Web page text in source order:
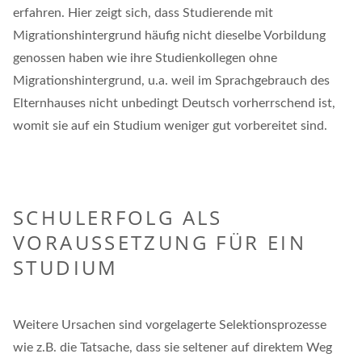
erfahren. Hier zeigt sich, dass Studierende mit
Migrationshintergrund häufig nicht dieselbe Vorbildung
genossen haben wie ihre Studienkollegen ohne
Migrationshintergrund, u.a. weil im Sprachgebrauch des
Elternhauses nicht unbedingt Deutsch vorherrschend ist,
womit sie auf ein Studium weniger gut vorbereitet sind.
SCHULERFOLG ALS
VORAUSSETZUNG FÜR EIN
STUDIUM
Weitere Ursachen sind vorgelagerte Selektionsprozesse
wie z.B. die Tatsache, dass sie seltener auf direktem Weg